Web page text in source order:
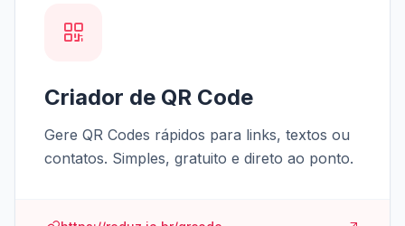
Criador de QR Code
Gere QR Codes rápidos para links, textos ou
contatos. Simples, gratuito e direto ao ponto.